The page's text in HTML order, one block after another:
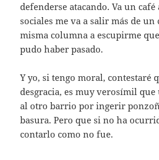
defenderse atacando. Va un café
sociales me va a salir más de un
misma columna a escupirme
pudo haber pasado.
Y yo, si tengo moral, contestaré
desgracia, es muy verosímil
al otro barrio por ingerir
basura. Pero que si no ha
contarlo como no fue.